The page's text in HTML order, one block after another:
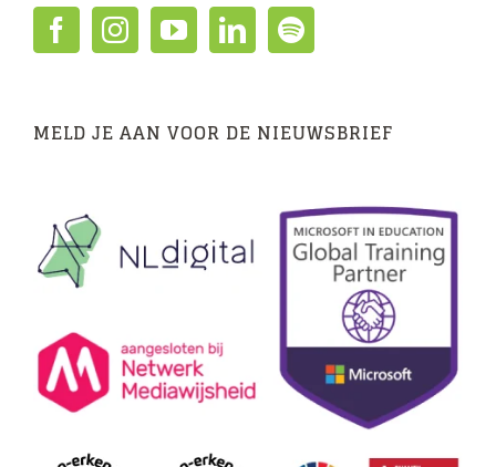
MELD JE AAN VOOR DE NIEUWSBRIEF